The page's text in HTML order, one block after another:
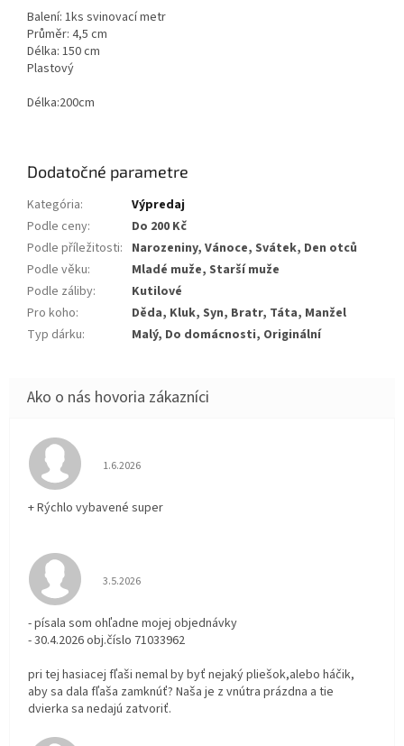
Balení: 1ks svinovací metr
Průměr: 4,5 cm
Délka: 150 cm
Plastový
Délka:200cm
Dodatočné parametre
Kategória:
Výpredaj
Podle ceny:
Do 200 Kč
Podle příležitosti: Narozeniny, Vánoce, Svátek, Den otců
Podle věku:
Mladé muže, Starší muže
Podle záliby:
Kutilové
Pro koho:
Děda, Kluk, Syn, Bratr, Táta, Manžel
Typ dárku: Malý, Do domácnosti, Originální
Hodnotenie obchodu je 5 z 5 hviezdičiek.
1.6.2026
+ Rýchlo vybavené super
Hodnotenie obchodu je 3 z 5 hviezdičiek.
3.5.2026
- písala som ohľadne mojej objednávky
- 30.4.2026 obj.číslo 71033962
pri tej hasiacej fľaši nemal by byť nejaký pliešok,alebo háčik,
aby sa dala fľaša zamknúť? Naša je z vnútra prázdna a tie
dvierka sa nedajú zatvoriť.